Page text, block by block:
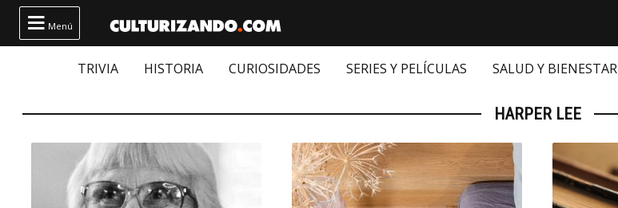
 Menú
TRIVIA HISTORIA CURIOSIDADES SERIES Y PELÍCULAS SALUD Y BIENESTAR
HARPER LEE